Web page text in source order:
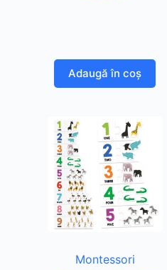
Adaugă în coș
Montessori